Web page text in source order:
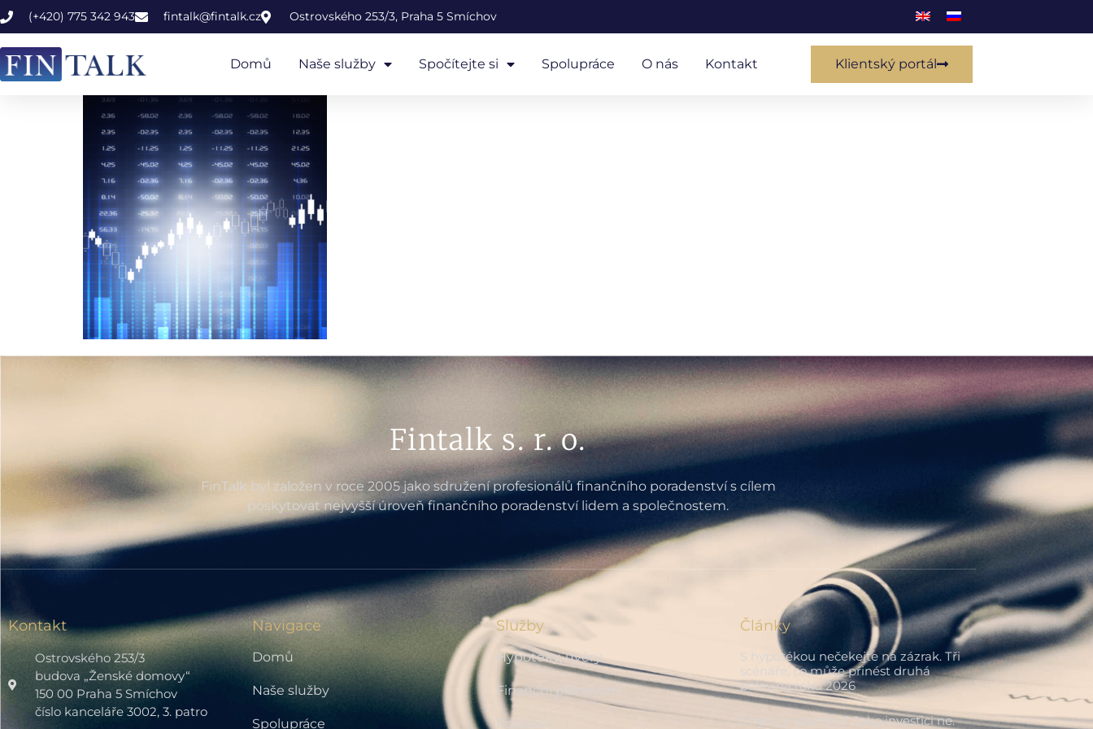
(+420) 775 342 943 fintalk@fintalk.cz Ostrovského 253/3, Praha 5 Smíchov
Domů Naše služby Spočítejte si Spolupráce O nás Kontakt Klientský portál
Fintalk s. r. o.
FinTalk byl založen v roce 2005 jako sdružení profesionálů finančního poradenství s cílem
poskytovat nejvyšší úroveň finančního poradenství lidem a společnostem.
Kontakt
Ostrovského 253/3
budova „Ženské domovy“
150 00 Praha 5 Smíchov
číslo kanceláře 3002, 3. patro
Navigace
Domů
Naše služby
Spolupráce
Služby
Hypotéky, úvěry
Finanční plánování
Pojištění
Články
S hypotékou nečekejte na zázrak. Tři
scénáře, co může přinést druhá
polovina roku 2026
Chytit je všechny? Jako investici ne.